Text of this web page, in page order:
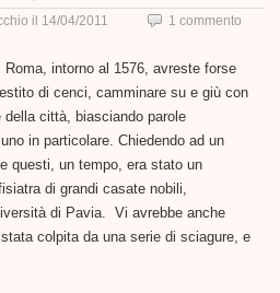
il 14/04/2011 1 commento
intorno al 1576, avreste forse
di cenci, camminare su e giù con
città, biasciando parole
in particolare. Chiedendo ad un
questi, un tempo, era stato un
di grandi casate nobili,
di Pavia. Vi avrebbe anche
colpita da una serie di sciagure, e